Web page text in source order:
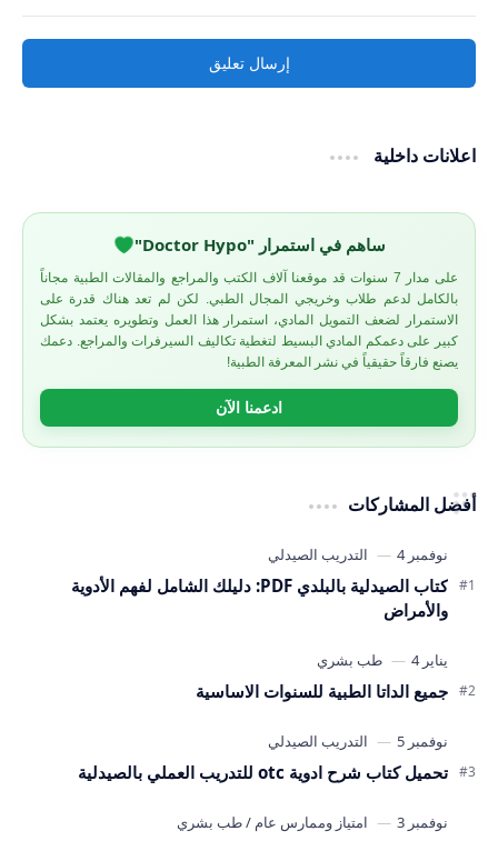
إرسال تعليق
اعلانات داخلية
ساهم في استمرار "Doctor Hypo"
على مدار 7 سنوات قد موقعنا آلاف الكتب والمراجع والمقالات الطبية مجاناً
بالكامل لدعم طلاب وخريجي المجال الطبي. لكن لم تعد هناك قدرة على
الاستمرار لضعف التمويل المادي، استمرار هذا العمل وتطويره يعتمد بشكل
كبير على دعمكم المادي البسيط لتغطية تكاليف السيرفرات والمراجع. دعمك
يصنع فارقاً حقيقياً في نشر المعرفة الطبية!
ادعمنا الآن
أفضل المشاركات
كتاب الصيدلية بالبلدي PDF: دليلك الشامل لفهم الأدوية
والأمراض
جميع الداتا الطبية للسنوات الاساسية
تحميل كتاب شرح ادوية otc للتدريب العملي بالصيدلية